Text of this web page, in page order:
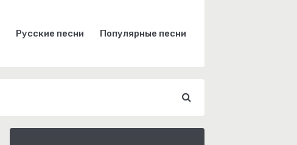
Русские песни Популярные песни